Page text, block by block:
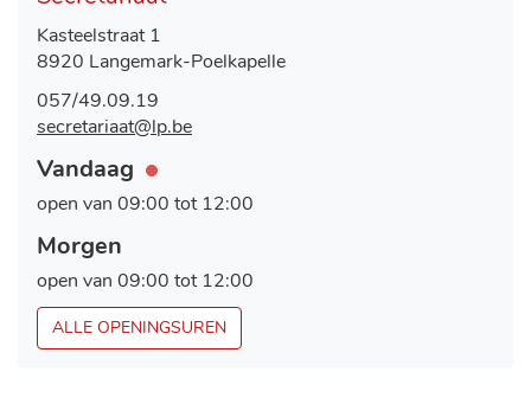
Adres
Kasteelstraat 1
,8920 Langemark-Poelkapelle
Tel.
057/49.09.19
E-
secretariaat@lp.be
Openingsuren
Vandaag
open van 09:00 tot 12:00
Morgen
open van 09:00 tot 12:00
ALLE OPENINGSURENSECRETARIAAT